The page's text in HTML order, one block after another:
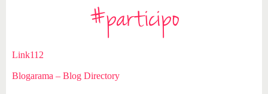
#participo
Link112
Blogarama – Blog Directory